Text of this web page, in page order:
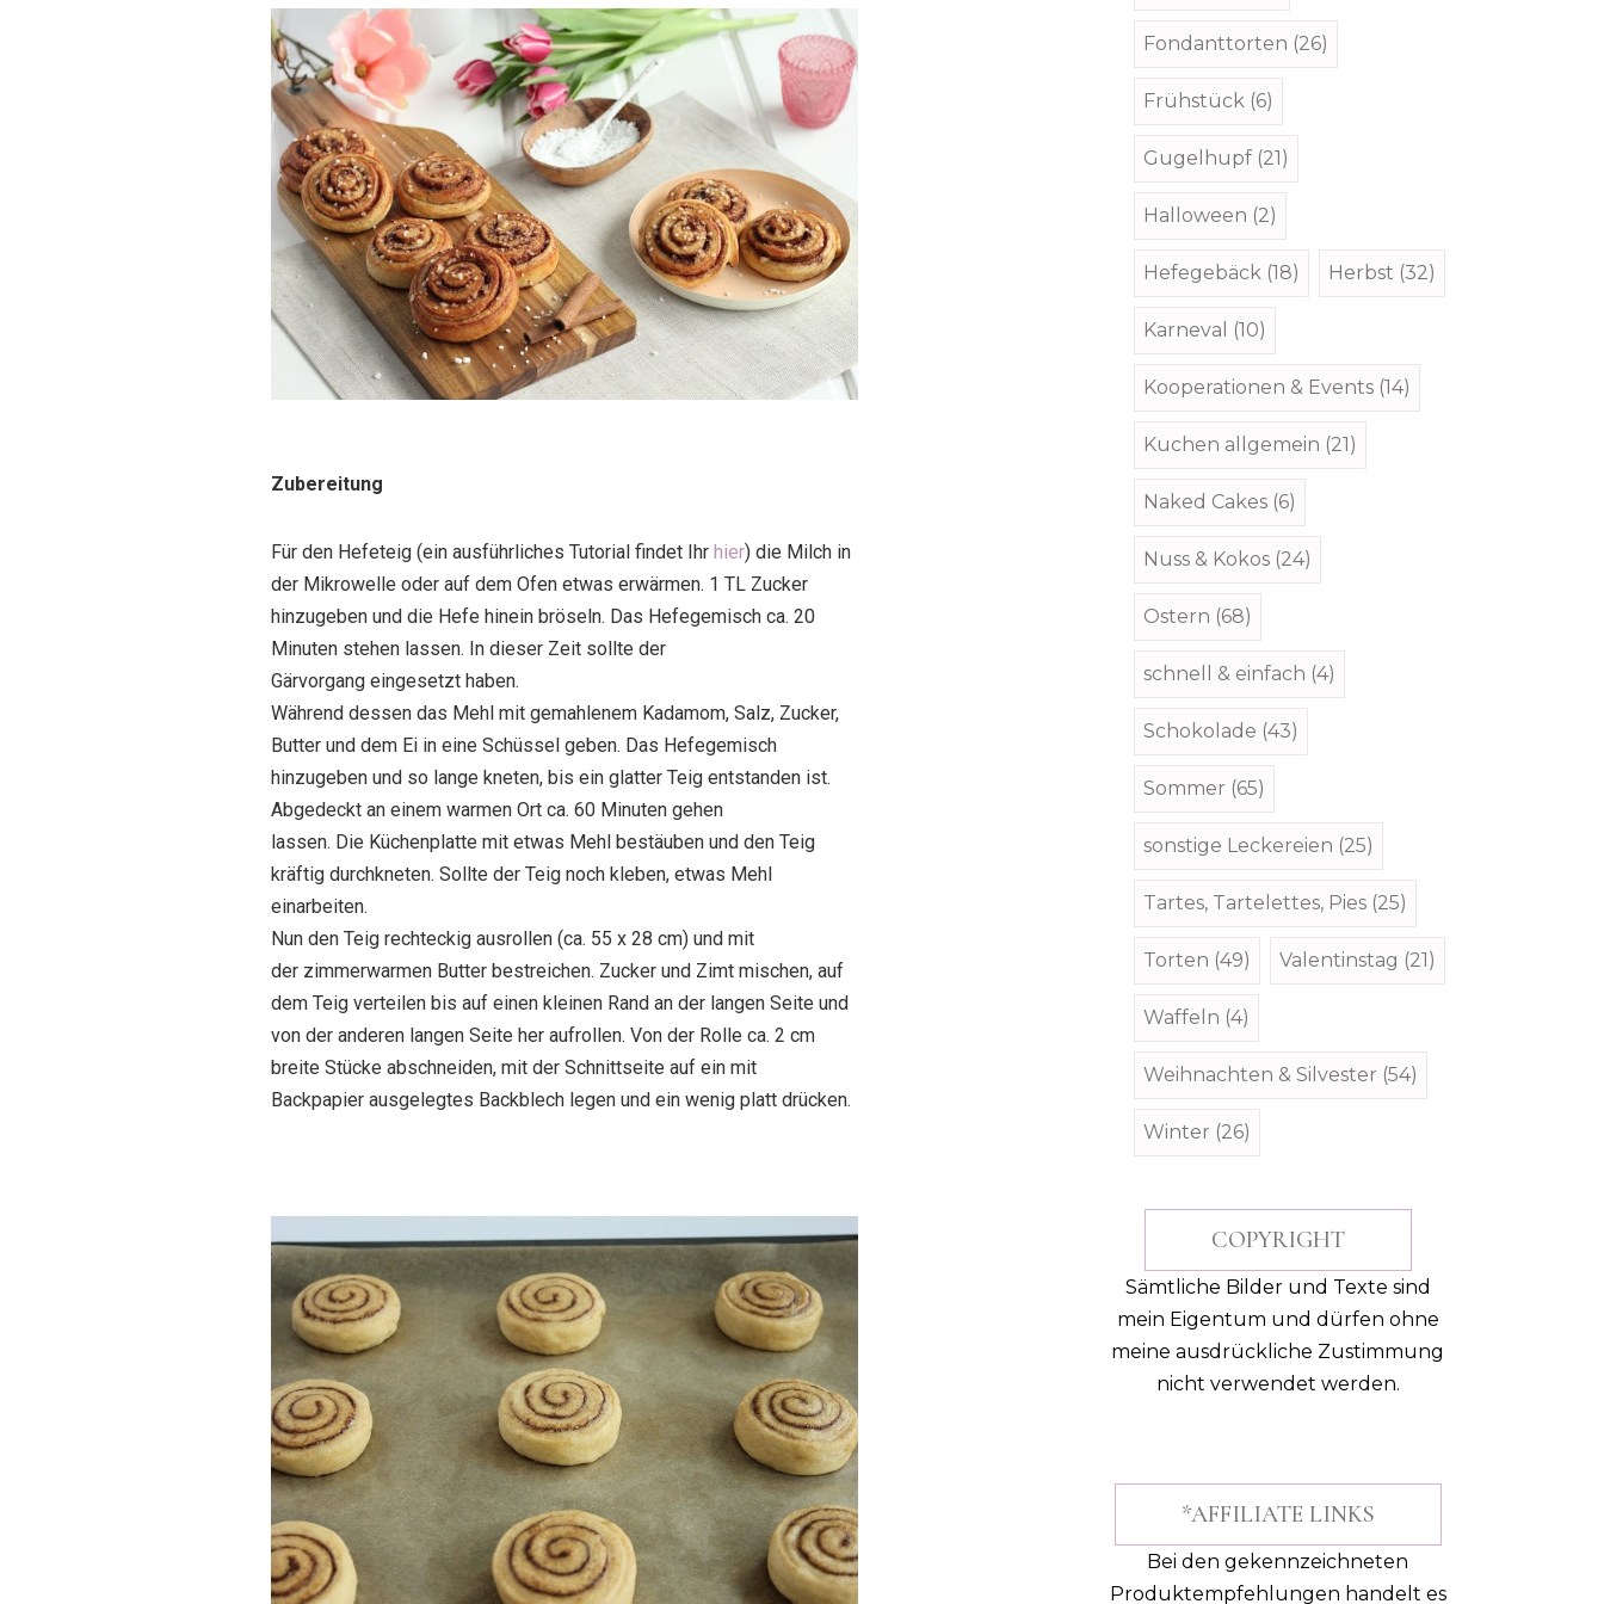
Zubereitung
Für den Hefeteig (ein ausführliches Tutorial findet Ihr hier) die Milch in
der Mikrowelle oder auf dem Ofen etwas erwärmen. 1 TL Zucker
hinzugeben und die Hefe hinein bröseln. Das Hefegemisch ca. 20
Minuten stehen lassen. In dieser Zeit sollte der
Gärvorgang eingesetzt haben.
Während dessen das Mehl mit gemahlenem Kadamom, Salz, Zucker,
Butter und dem Ei in eine Schüssel geben. Das Hefegemisch
hinzugeben und so lange kneten, bis ein glatter Teig entstanden ist.
Abgedeckt an einem warmen Ort ca. 60 Minuten gehen
lassen. Die Küchenplatte mit etwas Mehl bestäuben und den Teig
kräftig durchkneten. Sollte der Teig noch kleben, etwas Mehl
einarbeiten.
Nun den Teig rechteckig ausrollen (ca. 55 x 28 cm) und mit
der zimmerwarmen Butter bestreichen. Zucker und Zimt mischen, auf
dem Teig verteilen bis auf einen kleinen Rand an der langen Seite und
von der anderen langen Seite her aufrollen. Von der Rolle ca. 2 cm
breite Stücke abschneiden, mit der Schnittseite auf ein mit
Backpapier ausgelegtes Backblech legen und ein wenig platt drücken.
Fondanttorten (26)
Frühstück(6)
Gugelhupf(21)
Halloween (2)
Hefegebäck(18) Herbst (32)
Karneval (10)
Kooperationen & Events(14)
Kuchen allgemein (21)
Naked Cakes(6)
Nuss & Kokos(24)
Ostern (68)
schnell & einfach (4)
Schokolade (43)
Sommer (65)
sonstige Leckereien (25)
Tartes, Tartelettes, Pies(25)
Torten (49) Valentinstag (21)
Waffeln (4)
Weihnachten & Silvester (54)
Winter (26)
COPYRIGHT
Sämtliche Bilder und Texte sind
mein Eigentum und dürfen ohne
meine ausdrückliche Zustimmung
nicht verwendet werden.
*AFFILIATE LINKS
Bei den gekennzeichneten
Produktempfehlungen handelt es